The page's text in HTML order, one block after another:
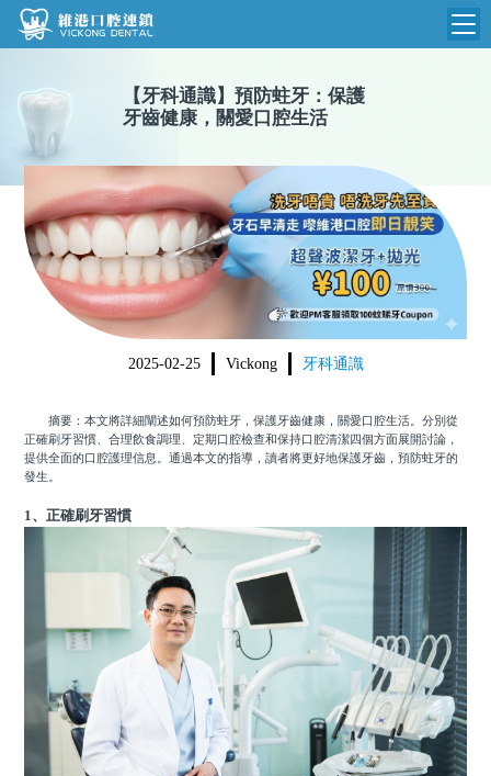
維港首頁
品牌介紹
環境設備
醫院新聞
收費標準
N
收費總表
植牙收費
根管收費
美學收費
箍牙收費
醫生團隊
門診時間
【 牙科通識】 預防蛀牙：保護
牙齒健康，關愛口腔生活
2025-02-25 Vickong 牙科通識
摘要：本文將詳細闡述如何預防蛀牙，保護牙齒健康，關愛口腔生活。分別從
正確刷牙習慣、合理飲食調理、定期口腔檢查和保持口腔清潔四個方面展開討論，
提供全面的口腔護理信息。通過本文的指導，讀者將更好地保護牙齒，預防蛀牙的
發生。
1、正確刷牙習慣